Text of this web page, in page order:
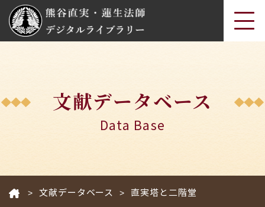
文献データベース
Data Base
> 文献データベース > 直実塔と二階堂